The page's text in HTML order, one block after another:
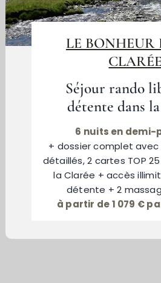
LE BONHEUR
CLARÉE
Séjour rando
détente dans
6 nuits en demi-
+ dossier complet avec
détaillés, 2 cartes TOP
la Clarée + accès
détente + 2
à partir de 1 079 €